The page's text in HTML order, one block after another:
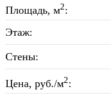
Площадь, м2:
Этаж:
Стены:
Цена, руб./м2: